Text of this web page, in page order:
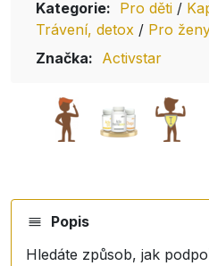
Kategorie: Pro děti /
Trávení, detox / Pro
Značka: Activstar
Popis
Hledáte způsob, jak